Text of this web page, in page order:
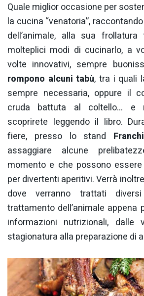
Quale miglior occasione per
la cucina “venatoria”,
dell’animale, alla sua
molteplici modi di cucinarlo, a
volte innovativi, sempre
rompono alcuni tabù, tra i quali
sempre necessaria, oppure il
cruda battuta al coltello… e
scoprirete leggendo il libro.
fiere, presso lo stand Franchi
assaggiare alcune
momento e che possono
per divertenti aperitivi. Verrà
dove verranno trattati
trattamento dell’animale appena
informazioni nutrizionali, dalle
stagionatura alla preparazione di